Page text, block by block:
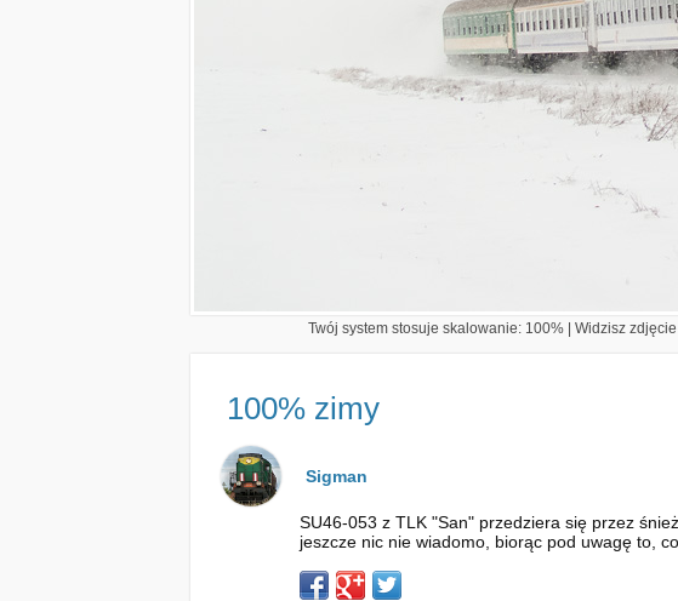
Twój system stosuje skalowanie: 100% | Widzisz
100% zimy
Sigman
SU46-053 z TLK "San" przedziera się przez
jeszcze nic nie wiadomo, biorąc pod uwagę to, co